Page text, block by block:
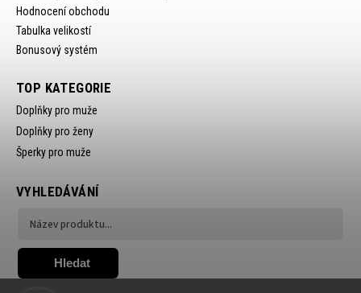
Hodnocení obchodu
Tabulka velikostí
Bonusový systém
TOP KATEGORIE
Doplňky pro muže
Doplňky pro ženy
Šperky pro muže
VYHLEDÁVÁNÍ
Hledat